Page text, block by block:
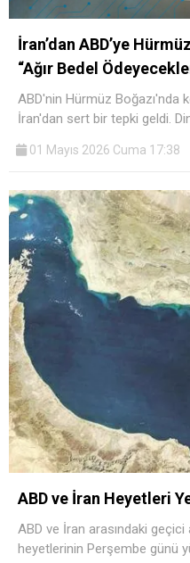
İran’dan ABD’ye
“Ağır Bedel
ABD'nin Hürmüz Boğazı'nda
İran'dan sert bir tepki geldi.
01 Mayıs 2026 Cuma 17:38
ABD ve İran Heyetleri
ABD ve İran arasındaki
heyetlerinin Perşembe günü